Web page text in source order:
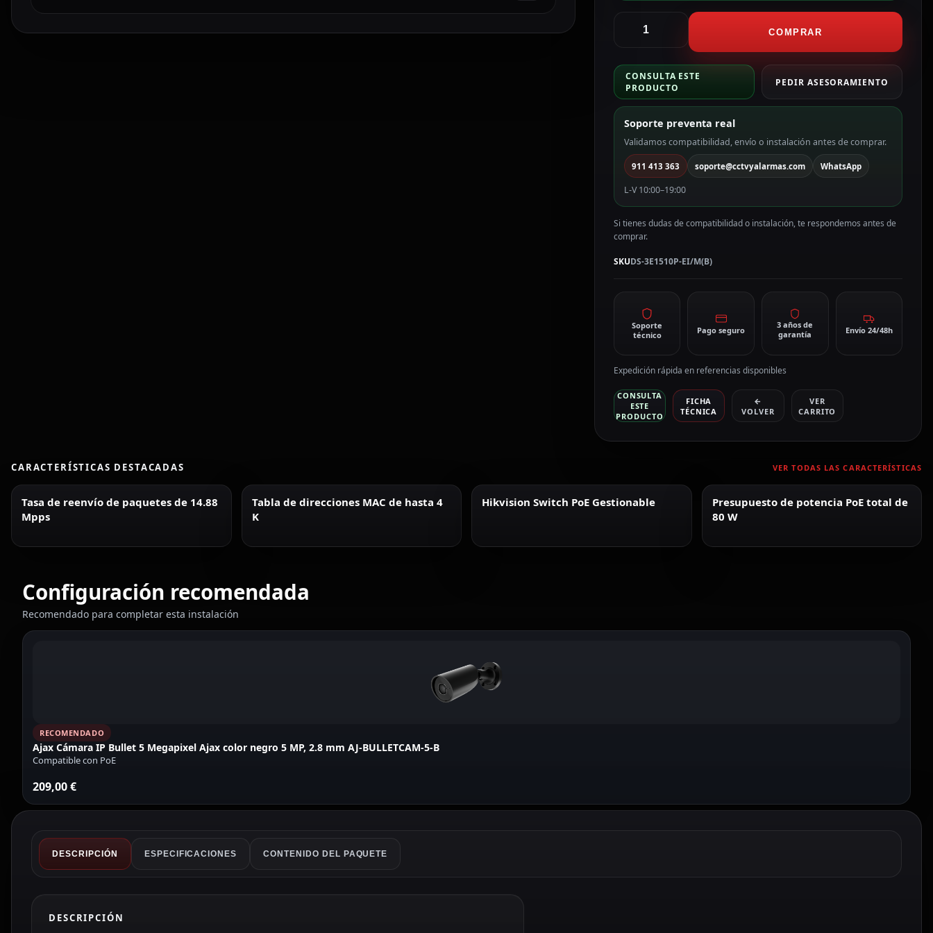
Switch
Gestionable
DS-
3E1510P-
EI/M(B)
cantidad
COMPRAR
CONSULTA ESTE
PRODUCTO
PEDIR ASESORAMIENTO
Soporte preventa real
Validamos compatibilidad, envío o instalación antes de comprar.
911 413 363 soporte@cctvyalarmas.com WhatsApp
L-V 10:00–19:00
Si tienes dudas de compatibilidad o instalación, te respondemos antes de
comprar.
SKUDS-3E1510P-EI/M(B)
Soporte
técnico
Pago seguro
3 años de
garantía
Envío 24/48h
Expedición rápida en referencias disponibles
CONSULTA
ESTE
PRODUCTO
FICHA
TÉCNICA
←
VOLVER
VER
CARRITO
CARACTERÍSTICAS DESTACADAS VER TODAS LAS CARACTERÍSTICAS
Tasa de reenvío de paquetes de 14.88
Mpps
Tabla de direcciones MAC de hasta 4
K
Hikvision Switch PoE Gestionable
Presupuesto de potencia PoE total de
80 W
Configuración recomendada
Recomendado para completar esta instalación
RECOMENDADO
Ajax Cámara IP Bullet 5 Megapixel Ajax color negro 5 MP, 2.8 mm AJ-BULLETCAM-5-B
Compatible con PoE
209,00€
DESCRIPCIÓN ESPECIFICACIONES CONTENIDO DEL PAQUETE
DESCRIPCIÓN